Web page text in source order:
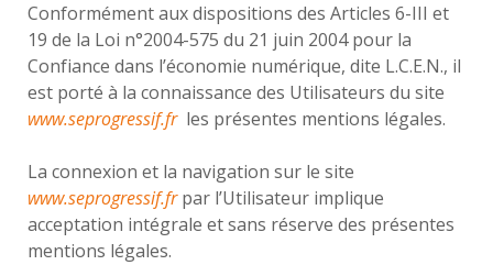
Conformément aux dispositions des Articles 6-III et
19 de la Loi n°2004-575 du 21 juin 2004 pour la
Confiance dans l’économie numérique, dite L.C.E.N., il
est porté à la connaissance des Utilisateurs du site
www.seprogressif.fr les présentes mentions légales.
La connexion et la navigation sur le site
www.seprogressif.frpar l’Utilisateur implique
acceptation intégrale et sans réserve des présentes
mentions légales.